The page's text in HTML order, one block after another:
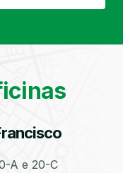
A e 20-C
Óleos
e
Automóvel